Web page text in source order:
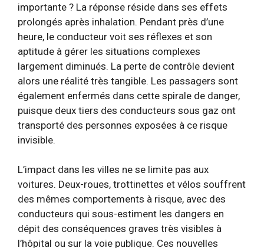
importante ? La réponse réside dans ses effets
prolongés après inhalation. Pendant près d’une
heure, le conducteur voit ses réflexes et son
aptitude à gérer les situations complexes
largement diminués. La perte de contrôle devient
alors une réalité très tangible. Les passagers sont
également enfermés dans cette spirale de danger,
puisque deux tiers des conducteurs sous gaz ont
transporté des personnes exposées à ce risque
invisible.
L’impact dans les villes ne se limite pas aux
voitures. Deux-roues, trottinettes et vélos souffrent
des mêmes comportements à risque, avec des
conducteurs qui sous-estiment les dangers en
dépit des conséquences graves très visibles à
l’hôpital ou sur la voie publique. Ces nouvelles